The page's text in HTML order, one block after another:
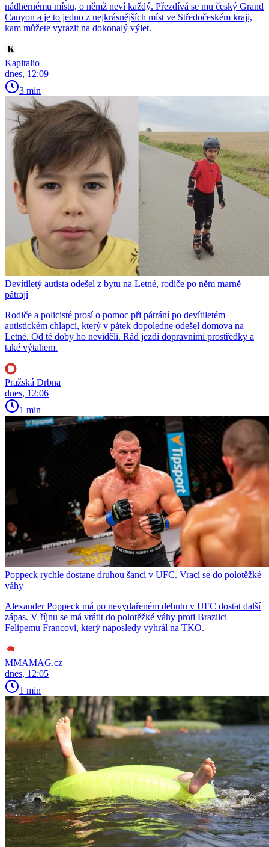
nádhernému místu, o němž neví každý. Přezdívá se mu český Grand
Canyon a je to jedno z nejkrásnějších míst ve Středočeském kraji,
kam můžete vyrazit na dokonalý výlet.
Kapitalio
dnes, 12:09
3 min
Devítiletý autista odešel z bytu na Letné, rodiče po něm marně
pátrají
Rodiče a policisté prosí o pomoc při pátrání po devítiletém
autistickém chlapci, který v pátek dopoledne odešel domova na
Letné. Od té doby ho neviděli. Rád jezdí dopravními prostředky a
také výtahem.
Pražská Drbna
dnes, 12:06
1 min
Poppeck rychle dostane druhou šanci v UFC. Vrací se do polotěžké
váhy
Alexander Poppeck má po nevydařeném debutu v UFC dostat další
zápas. V říjnu se má vrátit do polotěžké váhy proti Brazilci
Felipemu Francovi, který naposledy vyhrál na TKO.
MMAMAG.cz
dnes, 12:05
1 min